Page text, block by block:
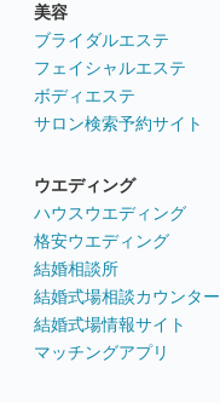
美容
ブライダルエステ
フェイシャルエステ
ボディエステ
サロン検索予約サイト
ウエディング
ハウスウエディング
格安ウエディング
結婚相談所
結婚式場相談カウンター
結婚式場情報サイト
マッチングアプリ